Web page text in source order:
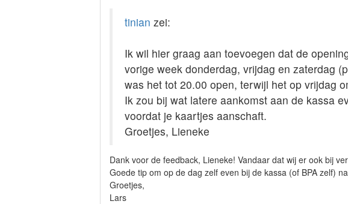
tinian zei:
Ik wil hier graag aan toevoegen dat de
vorige week donderdag, vrijdag en zaterdag
was het tot 20.00 open, terwijl het op vrijdag
Ik zou bij wat latere aankomst aan de kassa
voordat je kaartjes aanschaft.
Groetjes, Lieneke
Dank voor de feedback, Lieneke! Vandaar dat wij er ook bij
Goede tip om op de dag zelf even bij de kassa (of BPA zelf)
Groetjes,
Lars